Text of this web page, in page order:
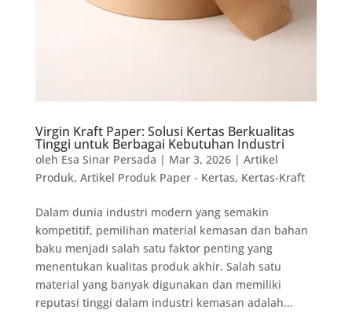
Virgin Kraft Paper: Solusi Kertas Berkualitas
Tinggi untuk Berbagai Kebutuhan Industri
oleh Esa Sinar Persada | Mar 3, 2026| Artikel
Produk, Artikel Produk Paper - Kertas, Kertas-Kraft
Dalam dunia industri modern yang semakin
kompetitif, pemilihan material kemasan dan bahan
baku menjadi salah satu faktor penting yang
menentukan kualitas produk akhir. Salah satu
material yang banyak digunakan dan memiliki
reputasi tinggi dalam industri kemasan adalah...